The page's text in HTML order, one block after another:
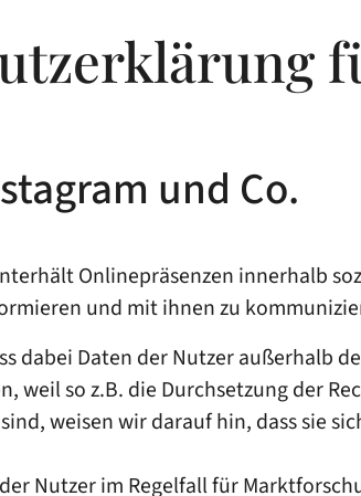
und Co.
Onlinepräsenzen innerhalb
und mit ihnen zu
dabei Daten der Nutzer außerhalb
weil so z.B. die Durchsetzung der
weisen wir darauf hin, dass sie
Nutzer im Regelfall für